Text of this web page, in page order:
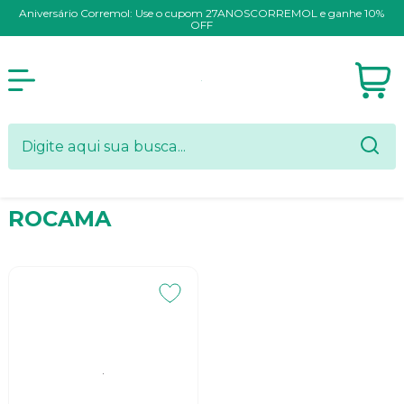
Aniversário Corremol: Use o cupom 27ANOSCORREMOL e ganhe 10%
OFF
ROCAMA